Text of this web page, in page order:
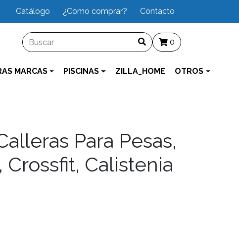
Catálogo ¿Como comprar? Contacto
0
MARCAS PISCINAS ZILLA_HOME OTROS
Para Pesas,
Crossfit, Calistenia